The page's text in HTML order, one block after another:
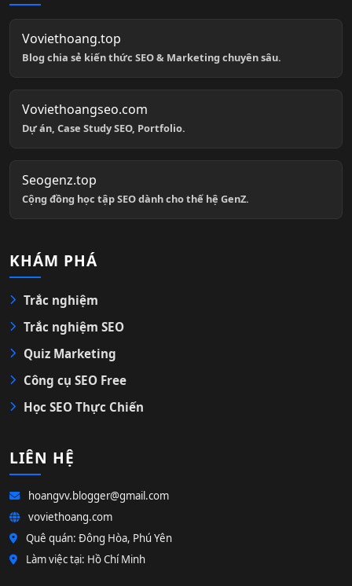
Voviethoang.top
Blog chia sẻ kiến thức SEO & Marketing chuyên sâu.
Voviethoangseo.com
Dự án, Case Study SEO, Portfolio.
Seogenz.top
Cộng đồng học tập SEO dành cho thế hệ GenZ.
KHÁM PHÁ
Trắc nghiệm
Trắc nghiệm SEO
Quiz Marketing
Công cụ SEO Free
Học SEO Thực Chiến
LIÊN HỆ
hoangvv.blogger@gmail.com
voviethoang.com
Quê quán: Đông Hòa, Phú Yên
Làm việc tại: Hồ Chí Minh